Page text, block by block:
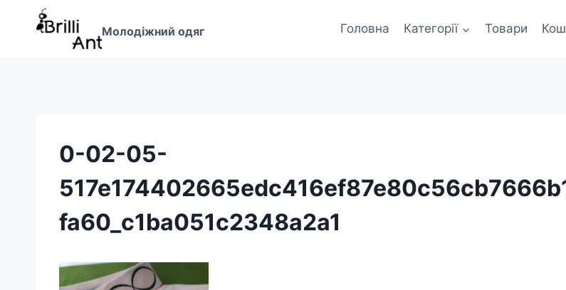
Перейти
Молодіжний одяг Головна Категорії Товари
0-02-05-
fa60_c1ba051c2348a2a1